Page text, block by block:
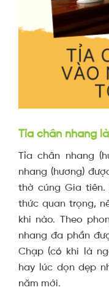
Tỉa chân nhang
Tỉa chân nhang
nhang (hương)
thờ cúng Gia
thức quan trọng,
khi nào. Theo
nhang đa phần
Chạp (có khi là
hay lúc dọn dẹp
năm mới.